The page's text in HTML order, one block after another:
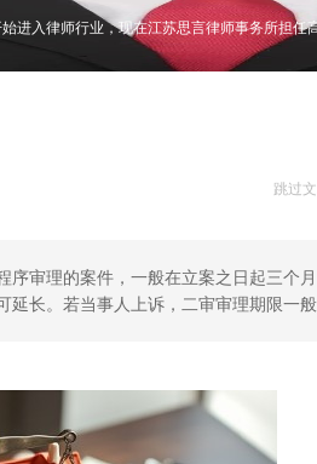
跳过
审理的案件，一般在立案之日起三个
长。若当事人上诉，二审审理期限一般